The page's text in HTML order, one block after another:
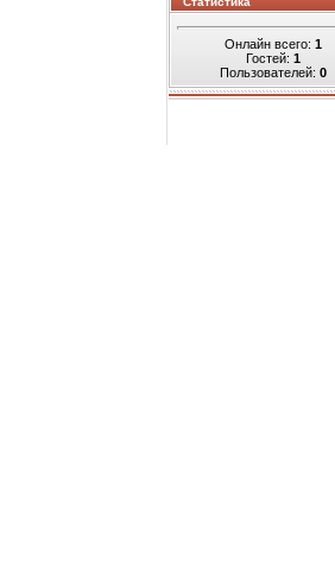
Онлайн всего: 1
Гостей: 1
Пользователей: 0